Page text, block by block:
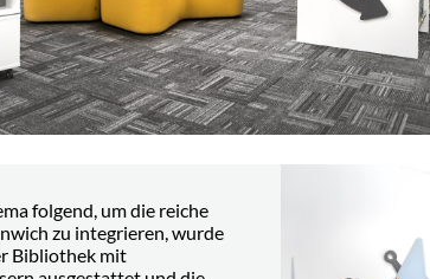
folgend, um die reiche
zu integrieren, wurde
Bibliothek mit